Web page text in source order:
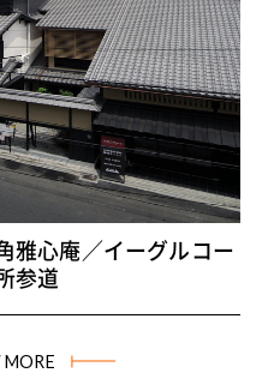
雅心庵／イーグルコー
参道